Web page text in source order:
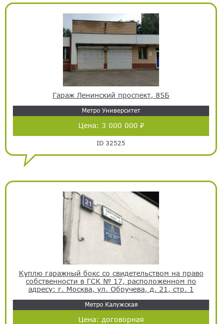
Гараж Ленинский проспект, 85Б
Метро Университет
Цена: 3 000 000 ₽
ID 32525
Куплю гаражный бокс со свидетельством на право
собственности в ГСК № 17, расположенном по
адресу: г. Москва, ул. Обручева, д. 21, стр. 1
Метро Калужская
Цена: договорная